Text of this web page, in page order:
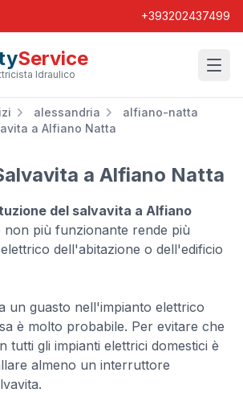
+393202437499
Service
Idraulico
alessandria
alfiano-natta
a Alfiano Natta
a Alfiano Natta
del salvavita a Alfiano
non più funzionante rende più
dell'abitazione o dell'edificio
un guasto nell'impianto elettrico
è molto probabile. Per evitare che
tutti gli impianti elettrici domestici è
almeno un interruttore